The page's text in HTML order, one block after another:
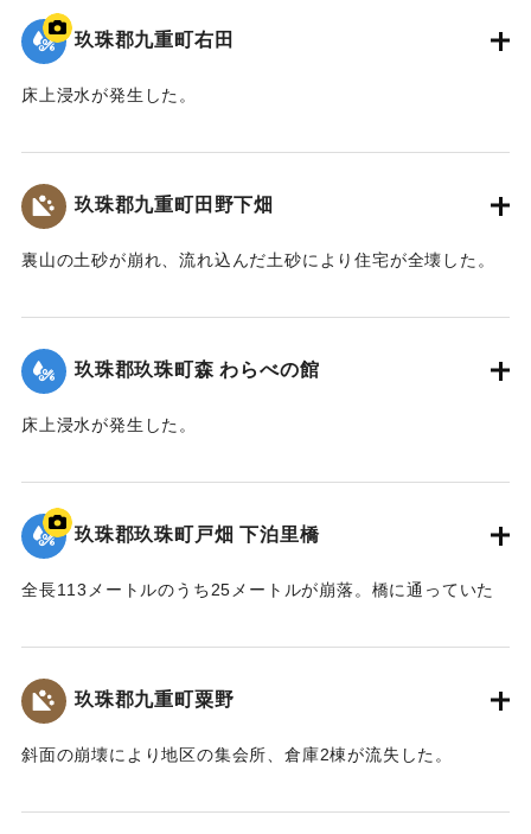
玖珠郡九重町右田
床上浸水が発生した。
｜固有コード:01215067
玖珠郡九重町田野下畑
裏山の土砂が崩れ、流れ込んだ土砂により住宅が全壊した。
2020/7/6｜固有コード:01215068
玖珠郡玖珠町森 わらべの館
床上浸水が発生した。
2020/7/6｜固有コード:
玖珠郡玖珠町戸畑 下泊里橋
全長113メートルのうち25メートルが崩落。橋に通っていた
た。
｜固有コード:01215062
玖珠郡九重町粟野
斜面の崩壊により地区の集会所、倉庫2棟が流失した。
2020/7/6｜固有コード:01215063